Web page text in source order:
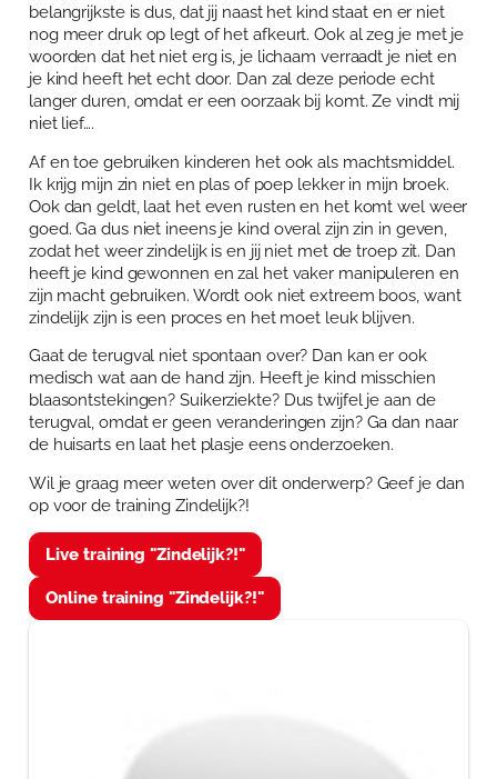
belangrijkste is dus, dat jij naast het kind staat en er niet
nog meer druk op legt of het afkeurt. Ook al zeg je met je
woorden dat het niet erg is, je lichaam verraadt je niet en
je kind heeft het echt door. Dan zal deze periode echt
langer duren, omdat er een oorzaak bij komt. Ze vindt mij
niet lief….
Af en toe gebruiken kinderen het ook als machtsmiddel.
Ik krijg mijn zin niet en plas of poep lekker in mijn broek.
Ook dan geldt, laat het even rusten en het komt wel weer
goed. Ga dus niet ineens je kind overal zijn zin in geven,
zodat het weer zindelijk is en jij niet met de troep zit. Dan
heeft je kind gewonnen en zal het vaker manipuleren en
zijn macht gebruiken. Wordt ook niet extreem boos, want
zindelijk zijn is een proces en het moet leuk blijven.
Gaat de terugval niet spontaan over? Dan kan er ook
medisch wat aan de hand zijn. Heeft je kind misschien
blaasontstekingen? Suikerziekte? Dus twijfel je aan de
terugval, omdat er geen veranderingen zijn? Ga dan naar
de huisarts en laat het plasje eens onderzoeken.
Wil je graag meer weten over dit onderwerp? Geef je dan
op voor de training Zindelijk?!
Live training "Zindelijk?!"
Online training "Zindelijk?!"